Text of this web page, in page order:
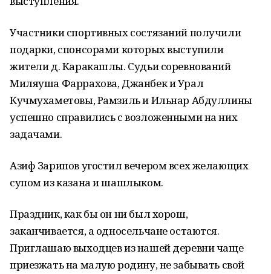
Участники спортивных состязаний получили
подарки, спонсорами которых выступили
жители д. Каракашлы. Судьи соревнований
Миляуша Фаррахова, Джанбек и Урал
Кучмухаметовы, Рамзиль и Ильнар Абдуллины
успешно справились с возложенными на них
задачами.
Азиф Зарипов угостил вечером всех желающих
супом из казана и шашлыком.
Праздник, как бы он ни был хорош,
заканчивается, а односельчане остаются.
Приглашаю выходцев из нашей деревни чаще
приезжать на малую родину, не забывать свой